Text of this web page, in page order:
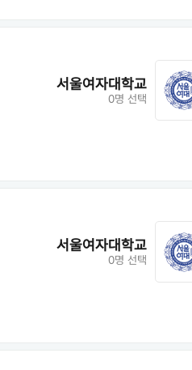
서울여자대학교
0명 선택
서울여자대학교
0명 선택